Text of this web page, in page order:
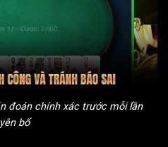
đoán chính xác trước mỗi lần
bố